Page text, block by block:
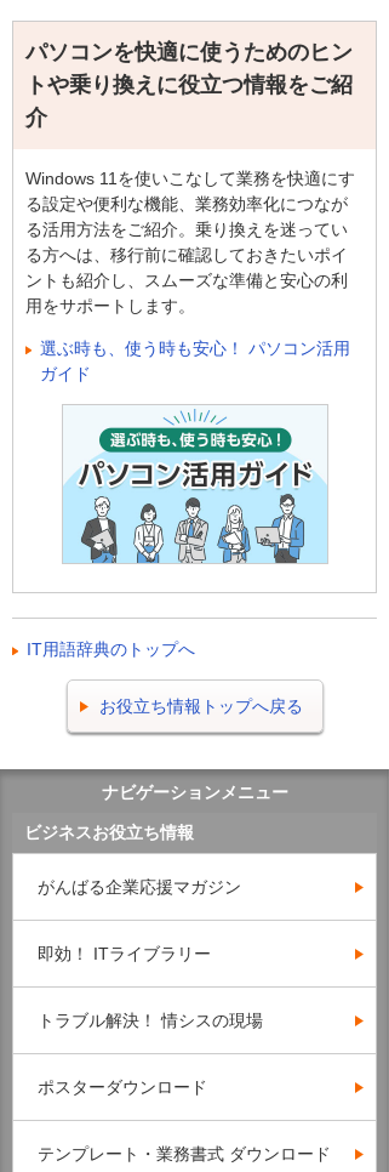
パソコンを快適に使うためのヒン
トや乗り換えに役立つ情報をご紹
介
Windows 11を使いこなして業務を快適にす
る設定や便利な機能、業務効率化につなが
る活用方法をご紹介。乗り換えを迷ってい
る方へは、移行前に確認しておきたいポイ
ントも紹介し、スムーズな準備と安心の利
用をサポートします。
選ぶ時も、使う時も安心！ パソコン活用
ガイド
IT用語辞典のトップへ
お役立ち情報トップへ戻る
ナビゲーションメニュー
ビジネスお役立ち情報
がんばる企業応援マガジン
即効！ ITライブラリー
トラブル解決！ 情シスの現場
ポスターダウンロード
テンプレート・業務書式 ダウンロード